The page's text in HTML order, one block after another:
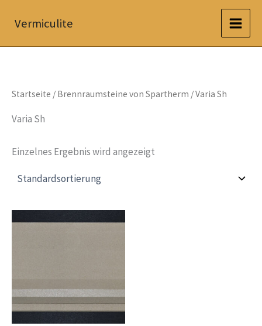
InhaltVermiculite
Startseite / Brennraumsteine von Spartherm / Varia Sh
Varia Sh
Einzelnes Ergebnis wird angezeigt